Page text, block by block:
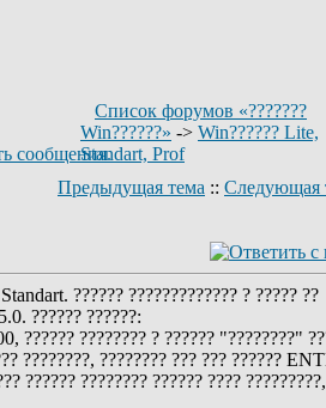
Список форумов «???????
Win??????» -> Win?????? Lite,
Standart, Prof
Предыдущая тема :: Следующая
?????? ????????????? ? ????? ??
?????? ??????:
?????? ???????? ? ?????? "????????"
????????, ???????? ??? ??? ??????
?????? ???????? ?????? ????